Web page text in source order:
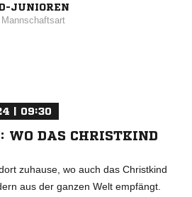
JUNIOREN
Mannschaftsart
| 09:30
WO DAS CHRISTKIND
zuhause, wo auch das Christkind
aus der ganzen Welt empfängt.